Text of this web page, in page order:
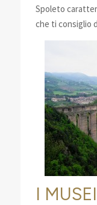
Spoleto
che ti consiglio
I MUSEI